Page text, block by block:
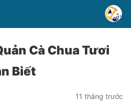
Cà Chua Tươi
Biết
11 tháng trước